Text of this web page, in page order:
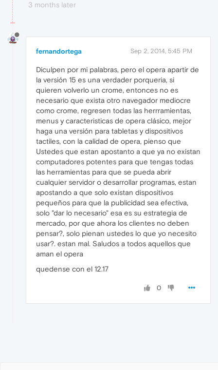
3 months later
fernandortega Sep 2, 2014, 5:45 PM
Diculpen por mi palabras, pero el opera apartir de
la versión 15 es una verdader porqueria, si
quieren volverlo un crome, entonces no es
necesario que exista otro navegador mediocre
como crome, regresen todas las herrramientas,
menus y caracteristicas de opera clásico, mejor
haga una versión para tabletas y dispositivos
tactiles, con la calidad de opera, pienso que
Ustedes que estan apostanto a que ya no existan
computadores potentes para que tengas todas
las herramientas para que se pueda abrir
cualquier servidor o desarrollar programas, estan
apostando a que solo existan dispositivos
pequeños para que la publicidad sea efectiva,
solo "dar lo necesario" esa es su estrategia de
mercado, por que ahora los clientes no deben
pensar?, solo pienan ustedes lo que yo necesito
usar?. estan mal. Saludos a todos aquellos que
aman el opera
quedense con el 12.17
0